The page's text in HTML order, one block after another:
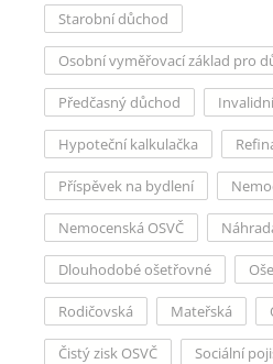
Starobní důchod
Osobní vyměřovací základ pro
Předčasný důchod
Hypoteční kalkulačka
Příspěvek na bydlení
Nemocenská OSVČ
Dlouhodobé ošetřovné
Rodičovská Mateřská
Čistý zisk OSVČ Sociální